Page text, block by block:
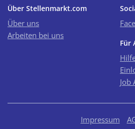
Über Stellenmarkt.com
Über uns
Arbeiten bei uns
Für
Job
Impressum